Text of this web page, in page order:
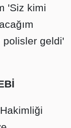
'Siz kimi
polisler geldi'